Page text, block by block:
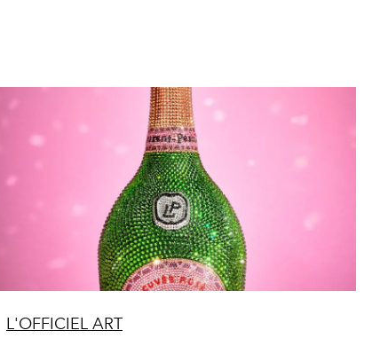
L'OFFICIEL ART